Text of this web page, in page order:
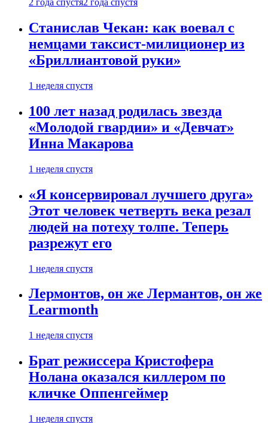
2 года спустя2 года спустя
Станислав Чекан: как воевал с
немцами таксист-милиционер из
«Бриллиантовой руки»
1 неделя спустя
100 лет назад родилась звезда
«Молодой гвардии» и «Девчат»
Инна Макарова
1 неделя спустя
«Я консервировал лучшего друга»
Этот человек четверть века резал
людей на потеху толпе. Теперь
разрежут его
1 неделя спустя
Лермонтов, он же Лермантов, он же
Learmonth
1 неделя спустя
Брат режиссера Кристофера
Нолана оказался киллером по
кличке Оппенгеймер
1 неделя спустя